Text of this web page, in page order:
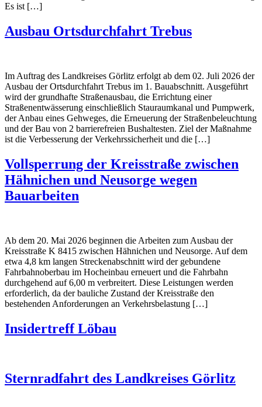
Es ist […]
Ausbau Ortsdurchfahrt Trebus
Im Auftrag des Landkreises Görlitz erfolgt ab dem 02. Juli 2026 der
Ausbau der Ortsdurchfahrt Trebus im 1. Bauabschnitt. Ausgeführt
wird der grundhafte Straßenausbau, die Errichtung einer
Straßenentwässerung einschließlich Stauraumkanal und Pumpwerk,
der Anbau eines Gehweges, die Erneuerung der Straßenbeleuchtung
und der Bau von 2 barrierefreien Bushaltesten. Ziel der Maßnahme
ist die Verbesserung der Verkehrssicherheit und die […]
Vollsperrung der Kreisstraße zwischen
Hähnichen und Neusorge wegen
Bauarbeiten
Ab dem 20. Mai 2026 beginnen die Arbeiten zum Ausbau der
Kreisstraße K 8415 zwischen Hähnichen und Neusorge. Auf dem
etwa 4,8 km langen Streckenabschnitt wird der gebundene
Fahrbahnoberbau im Hocheinbau erneuert und die Fahrbahn
durchgehend auf 6,00 m verbreitert. Diese Leistungen werden
erforderlich, da der bauliche Zustand der Kreisstraße den
bestehenden Anforderungen an Verkehrsbelastung […]
Insidertreff Löbau
Sternradfahrt des Landkreises Görlitz